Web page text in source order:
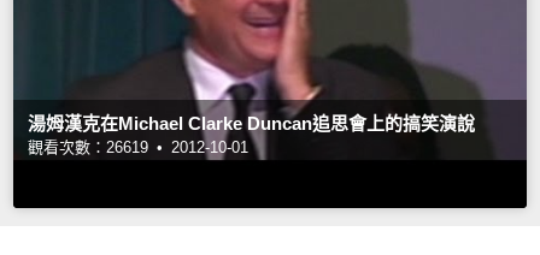
湯姆漢克在Michael Clarke Duncan追思會上的搞笑演說
觀看次數：26619 • 2012-10-01